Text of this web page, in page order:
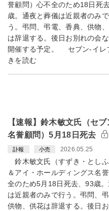
誉顧問）心不全のため18日死
歳。通夜と葬儀は近親者のみ
う。弔問、弔電、香典、供物
は辞退する。後日お別れの会
開催する予定。 セブン-イレ
きを読む
【速報】鈴木敏文氏（セ
名誉顧問）5月18日死去
訃報 小売 2026.05.25
鈴木敏文氏（すずき・とし
＆アイ・ホールディングス名
全のため5月18日死去、93歳
は近親者のみで行う。弔問、弔
供物、供花は辞退する。後日